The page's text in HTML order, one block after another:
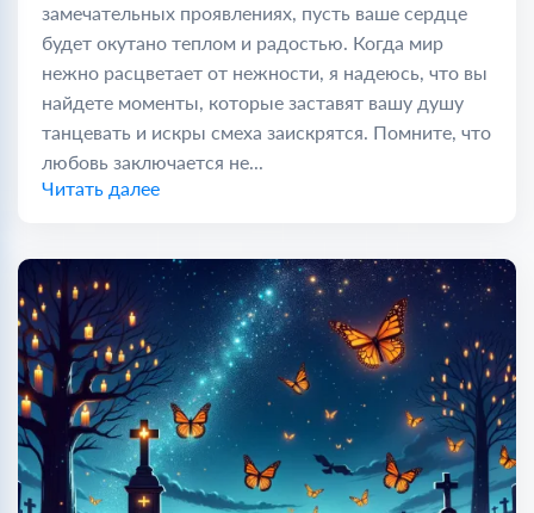
замечательных проявлениях, пусть ваше сердце
будет окутано теплом и радостью. Когда мир
нежно расцветает от нежности, я надеюсь, что вы
найдете моменты, которые заставят вашу душу
танцевать и искры смеха заискрятся. Помните, что
любовь заключается не...
Читать далее